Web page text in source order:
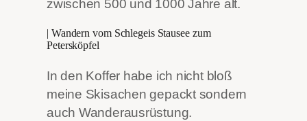
zwischen 500 und 1000 Jahre alt.
| Wandern vom Schlegeis Stausee zum
Petersköpfel
In den Koffer habe ich nicht bloß
meine Skisachen gepackt sondern
auch Wanderausrüstung.